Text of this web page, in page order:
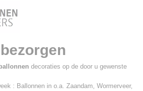
ballonnen decoraties op de door u gewenste
: Ballonnen in o.a. Zaandam, Wormerveer,